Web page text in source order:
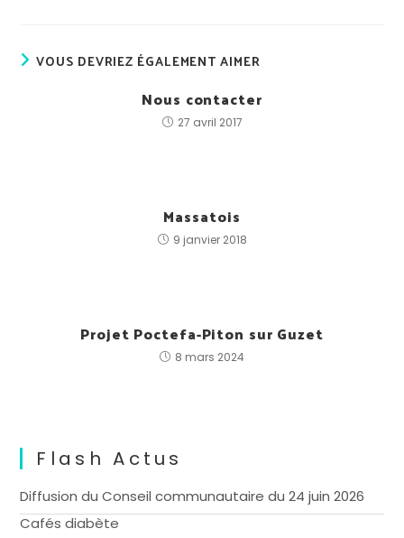
VOUS DEVRIEZ ÉGALEMENT AIMER
Nous contacter
27 avril 2017
Massatois
9 janvier 2018
Projet Poctefa-Piton sur Guzet
8 mars 2024
Flash Actus
Diffusion du Conseil communautaire du 24 juin 2026
Cafés diabète